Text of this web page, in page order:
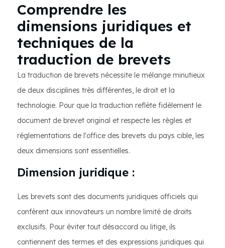
Comprendre les
dimensions juridiques et
techniques de la
traduction de brevets
La traduction de brevets nécessite le mélange minutieux
de deux disciplines très différentes, le droit et la
technologie. Pour que la traduction reflète fidèlement le
document de brevet original et respecte les règles et
réglementations de l'office des brevets du pays cible, les
deux dimensions sont essentielles.
Dimension juridique :
Les brevets sont des documents juridiques officiels qui
confèrent aux innovateurs un nombre limité de droits
exclusifs. Pour éviter tout désaccord ou litige, ils
contiennent des termes et des expressions juridiques qui